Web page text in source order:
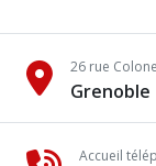
26 rue
Grenoble
Accueil